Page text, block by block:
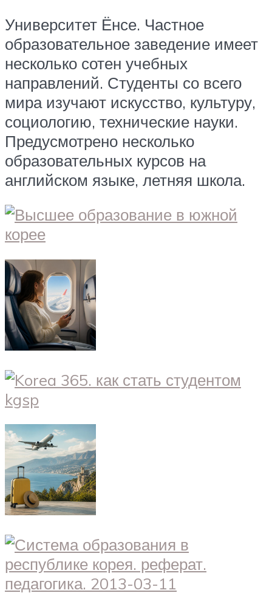
Университет Ёнсе. Частное
образовательное заведение имеет
несколько сотен учебных
направлений. Студенты со всего
мира изучают искусство, культуру,
социологию, технические науки.
Предусмотрено несколько
образовательных курсов на
английском языке, летняя школа.